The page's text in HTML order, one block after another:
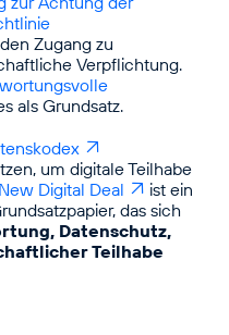
Zugang zu
Verpflichtung.
als Grundsatz.
um digitale Teilhabe
Digital Deal
ist ein
das sich
Datenschutz,
Teilhabe